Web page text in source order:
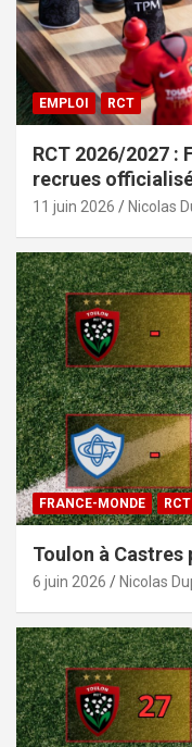
EMPLOI RCT
RCT 2026/2027 :
recrues
11 juin 2026 Nicolas
FRANCE-MONDE RCT
Toulon à Castres
6 juin 2026 Nicolas